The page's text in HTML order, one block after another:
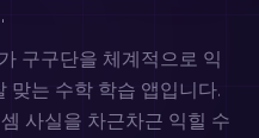
구구단을 체계적으로 익
맞는 수학 학습 앱입니다.
사실을 차근차근 익힐 수